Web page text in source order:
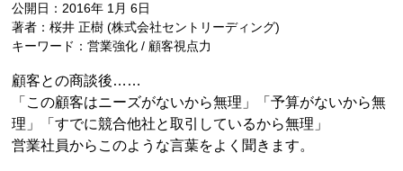
公開日：2016年 1月 6日
著者：桜井 正樹 (株式会社セントリーディング)
キーワード：営業強化 / 顧客視点力
顧客との商談後……
「この顧客はニーズがないから無理」「予算がないから無
理」「すでに競合他社と取引しているから無理」
営業社員からこのような言葉をよく聞きます。